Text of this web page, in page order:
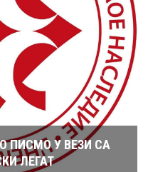
ПИСМО У ВЕЗИ СА
ЛЕГАТ